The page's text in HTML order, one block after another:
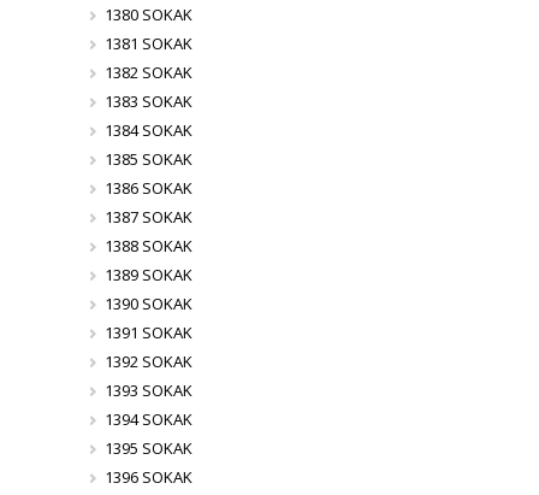
1380 SOKAK
1381 SOKAK
1382 SOKAK
1383 SOKAK
1384 SOKAK
1385 SOKAK
1386 SOKAK
1387 SOKAK
1388 SOKAK
1389 SOKAK
1390 SOKAK
1391 SOKAK
1392 SOKAK
1393 SOKAK
1394 SOKAK
1395 SOKAK
1396 SOKAK